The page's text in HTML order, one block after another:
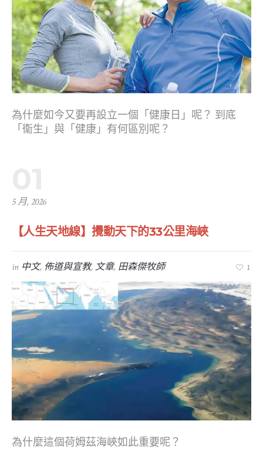
為什麼如今又要再設立一個「健康日」呢？ 到底
「衞生」與「健康」有何區別呢？
5 月, 2026
【人生天地線】攪動天下的33公里海峽
in 中文, 佈道與宣教,文章, 田森傑牧師 1
為什麼這個荷姆茲海峽如此重要呢？